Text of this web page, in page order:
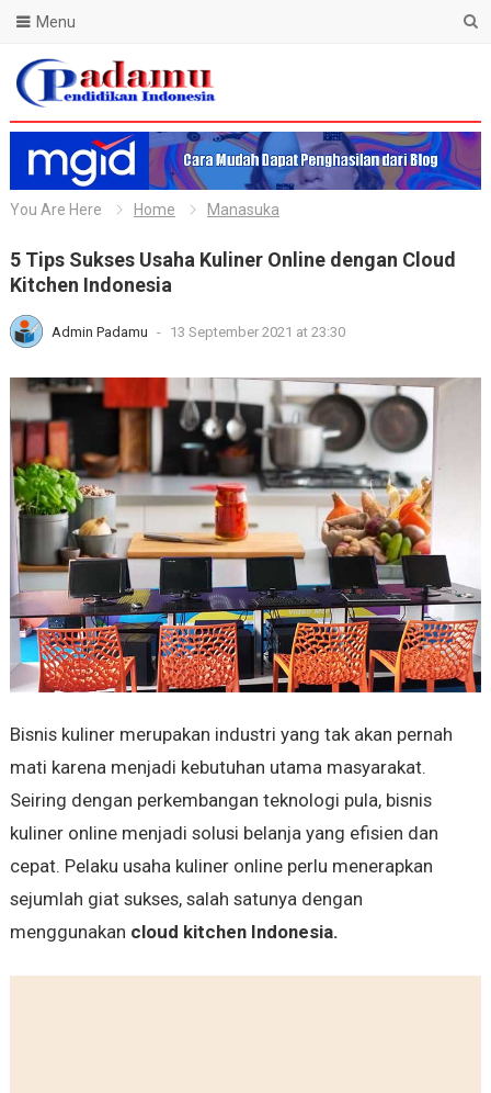
Blog Padamu
Menu
You Are Here Home Manasuka
5 Tips Sukses Usaha Kuliner Online dengan Cloud
Kitchen Indonesia
Admin Padamu - 13 September 2021 at 23:30
Bisnis kuliner merupakan industri yang tak akan pernah
mati karena menjadi kebutuhan utama masyarakat.
Seiring dengan perkembangan teknologi pula, bisnis
kuliner online menjadi solusi belanja yang efisien dan
cepat. Pelaku usaha kuliner online perlu menerapkan
sejumlah giat sukses, salah satunya dengan
menggunakan cloud kitchen Indonesia.